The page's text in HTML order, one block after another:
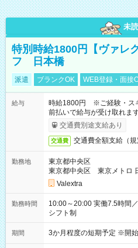
未読
特別時給1800円【ヴァレ
フ 日本橋
派遣 ブランクOK WEB登録・面接
給与
時給1800円 ※ご経験・ス
前払いで給与が受け取れま
交通費別途支給あり
交通費 交通費全額支給（規
勤務地
東京都中央区
東京都中央区 東京メトロ
Valextra
勤務時間
10:00～20:00 実働7.5時間／休憩1.5時間 営業時間に合わせた
シフト制
期間 3か月程度の短期予定 ※開